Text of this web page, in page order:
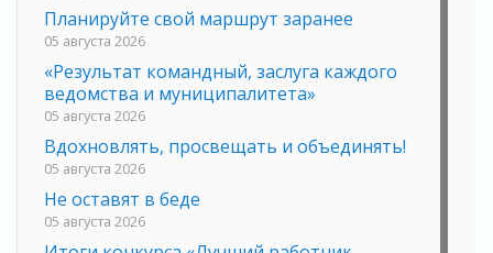
Планируйте свой маршрут заранее
05 августа 2026
«Результат командный, заслуга каждого
ведомства и муниципалитета»
05 августа 2026
Вдохновлять, просвещать и объединять!
05 августа 2026
Не оставят в беде
05 августа 2026